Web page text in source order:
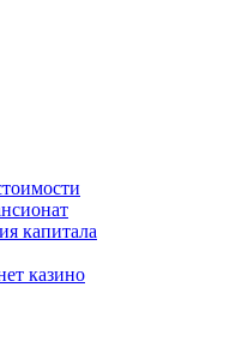
капитала
казино